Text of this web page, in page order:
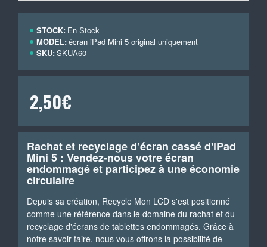
STOCK: En Stock
MODEL:écran iPad Mini 5 original uniquement
SKU:SKUA60
2,50€
Rachat et recyclage d’écran cassé d'iPad
Mini 5 : Vendez-nous votre écran
endommagé et participez à une économie
circulaire
Depuis sa création, Recycle Mon LCD s'est positionné
comme une référence dans le domaine du rachat et du
recyclage d'écrans de tablettes endommagés. Grâce à
notre savoir-faire, nous vous offrons la possibilité de